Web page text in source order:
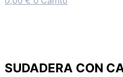
SUDADERA CON